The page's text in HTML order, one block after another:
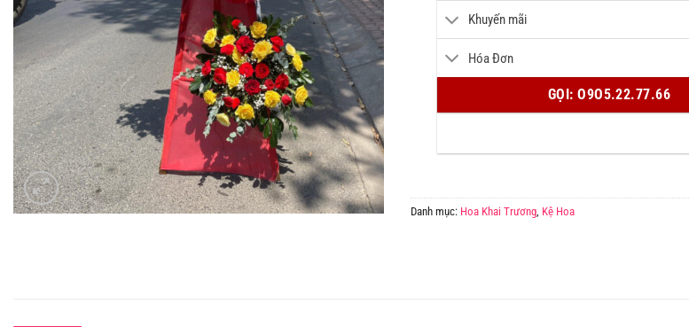
Khuyến mãi
Hóa Đơn
GỌI: O9O5.22.77.66
Danh mục: Hoa Khai Trương, Kệ Hoa